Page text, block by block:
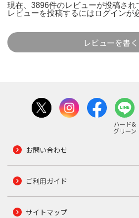
現在、3896件のレビューが投稿され
レビューを投稿するには ログインが
レビューを書く
ハード&
グリーン
お問い合わせ
ご利用ガイド
サイトマップ